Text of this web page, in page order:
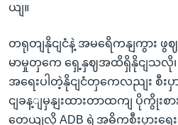
ယျ။
တရုတျနိုငျငံနဲ့ အမရေိကနျကွား ဖွ
မာမှုတှကေ ရှေ့နှဈအထိရှိနိုငျသလို၊
အရေးပါတဲ့နိုငျငံတှကေလညျး စီးပှ
ငျခန့ျမှနျးထားတာထကျ ပိုကွိုး
တေယျလို့ ADB ရဲ့အဓိကစီးပှားရေး